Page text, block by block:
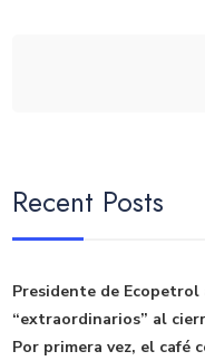
Recent Posts
Presidente de
“extraordinarios” al
Por primera vez, el café